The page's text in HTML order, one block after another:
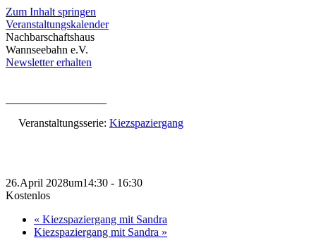
Zum Inhalt springen
Veranstaltungskalender
Nachbarschaftshaus
Wannseebahn e.V.
Newsletter erhalten
Veranstaltungsserie: Kiezspaziergang
26.April 2028um14:30 - 16:30
Kostenlos
« Kiezspaziergang mit Sandra
Kiezspaziergang mit Sandra »